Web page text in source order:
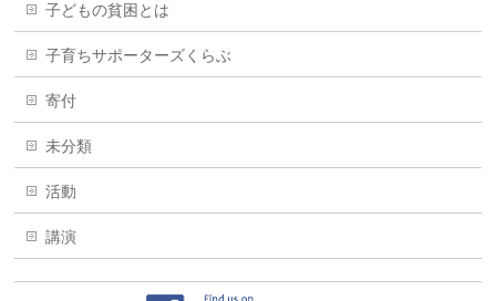
子どもの貧困とは
子育ちサポーターズくらぶ
寄付
未分類
活動
講演